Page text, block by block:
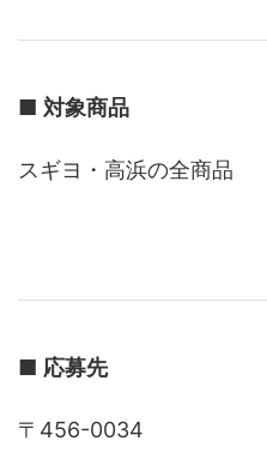
■ 対象商品
スギヨ・高浜の全商品
■ 応募先
〒456-0034